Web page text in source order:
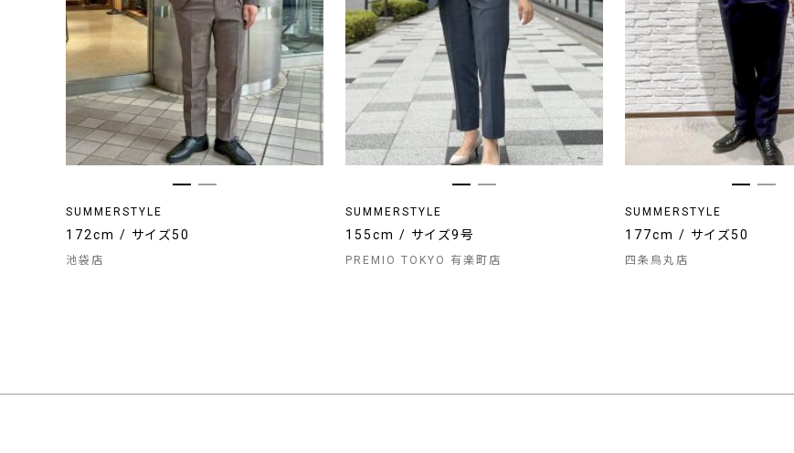
SUMMERSTYLE
172cm / サイズ50
池袋店
SUMMERSTYLE
155cm / サイズ9号
PREMIO TOKYO 有楽町店
SUMMERSTYLE
177cm / サイズ50
四条烏丸店